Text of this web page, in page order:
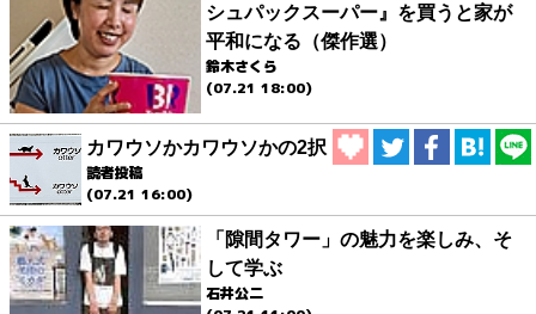
シュパックスーパー』を買うと家が
平和になる（傑作選）
鈴木さくら
(07.21 18:00)
カワウソかカワウソかの2択
読者投稿
(07.21 16:00)
「隙間タワー」の魅力を楽しみ、そ
して学ぶ
石井公二